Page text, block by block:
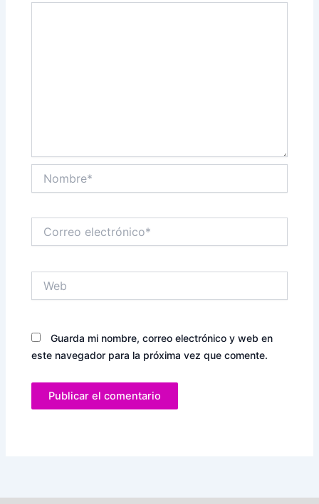
electrónico*
Guarda mi nombre, correo electrónico y web en
este navegador para la próxima vez que comente.